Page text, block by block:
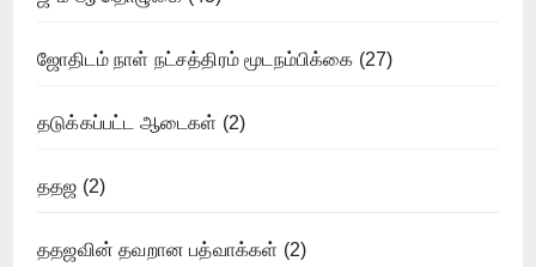
ஜோதிடம் நாள் நட்சத்திரம் மூடநம்பிக்கை (27)
தடுக்கப்பட்ட ஆடைகள் (2)
ததஜ (2)
ததஜவின் தவறான பத்வாக்கள் (2)